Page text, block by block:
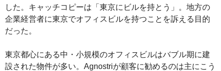
した。キャッチコピーは「東京にビルを持とう」。地方の
企業経営者に東京でオフィスビルを持つことを訴える目的
だった。
東京都心にある中・小規模のオフィスビルはバブル期に建
設された物件が多い。Agnostriが顧客に勧めるのは主にこう